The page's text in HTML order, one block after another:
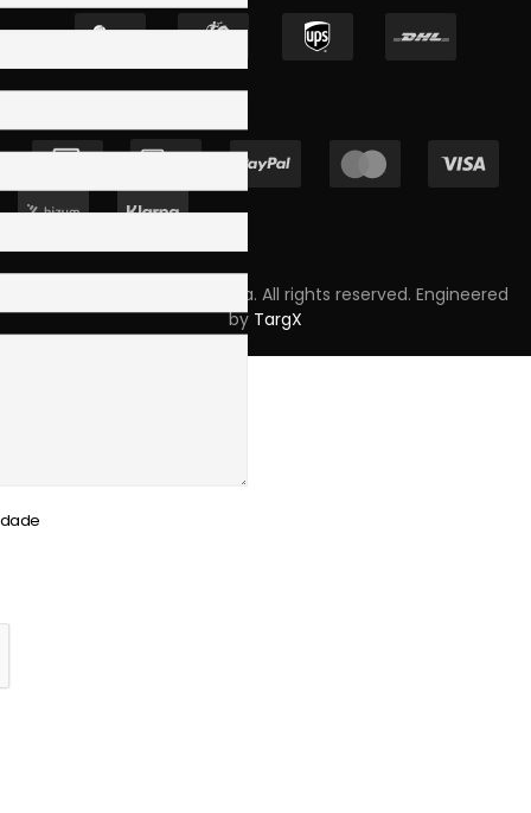
Copyright © 2023 Skpro, Lda. All rights reserved. Engineered
by TargX